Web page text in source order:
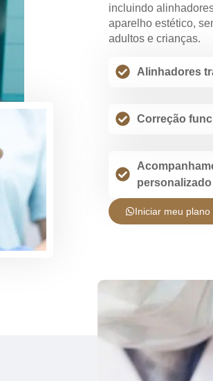
incluindo
aparelho estético,
adultos e crianças.
Alinhadores
Correção
personalizado
Iniciar meu